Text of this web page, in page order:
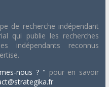
de recherche indépendant
qui publie les recherches
indépendants reconnus
nous ? " pour en savoir